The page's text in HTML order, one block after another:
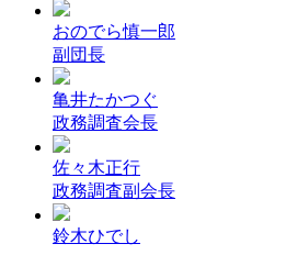
おのでら慎一郎
副団長
亀井たかつぐ
政務調査会長
佐々木正行
政務調査副会長
鈴木ひでし